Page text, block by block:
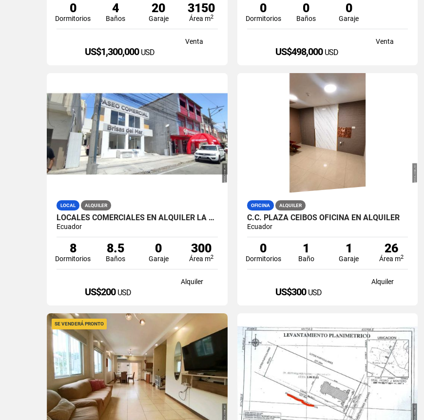
0
Dormitorios
4
Baños
20
Garaje
3150
Área m2
Venta
US$1,300,000 USD
0
Dormitorios
0
Baños
0
Garaje
Venta
US$498,000 USD
LOCAL ALQUILER
LOCALES COMERCIALES EN ALQUILER LA LIBERTAD AV. 9 OCTUBRE
Ecuador
8
Dormitorios
8.5
Baños
0
Garaje
300
Área m2
Alquiler
US$200 USD
OFICINA ALQUILER
C.C. PLAZA CEIBOS OFICINA EN ALQUILER
Ecuador
0
Dormitorios
1
Baño
1
Garaje
26
Área m2
Alquiler
US$300 USD
SE VENDERÁ PRONTO